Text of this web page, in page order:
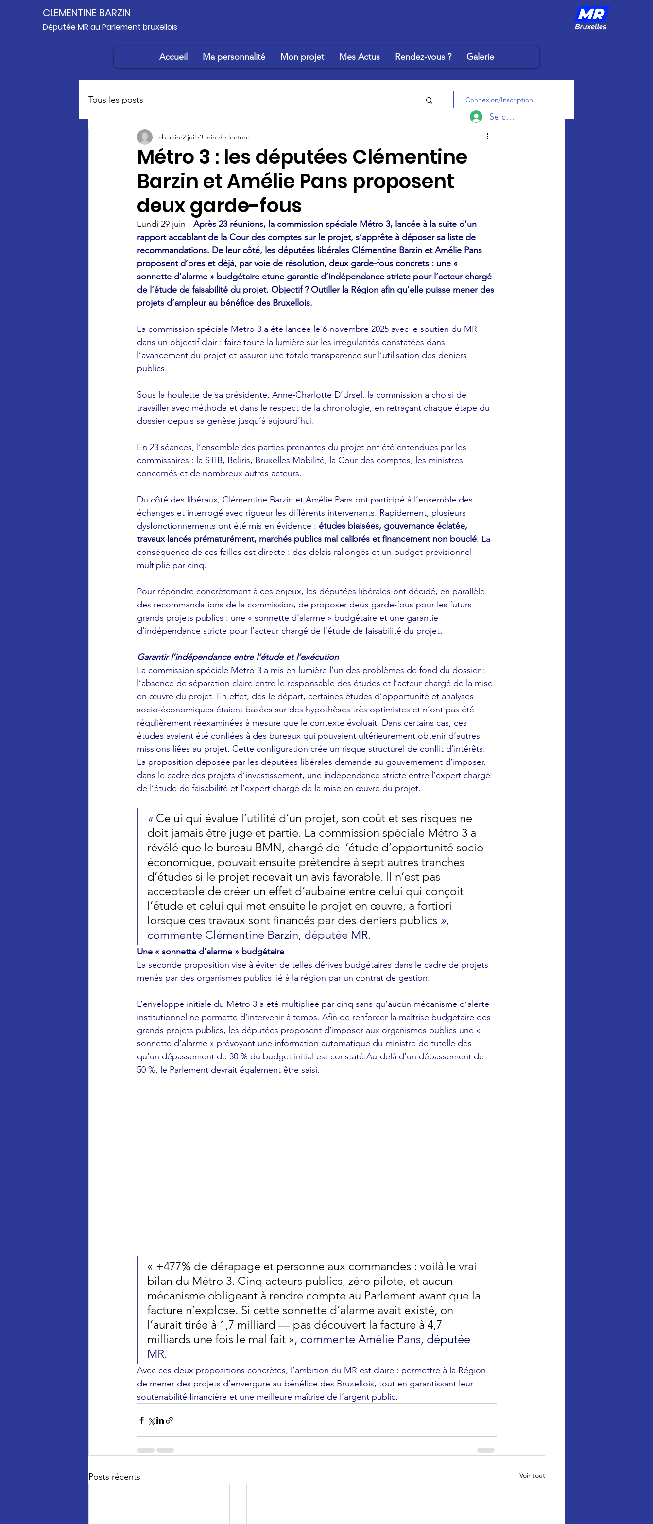
Députée MR au Parlement bruxellois
CLEMENTINE BARZIN
Accueil Ma personnalité Mon projet Mes Actus Rendez-vous ? Galerie
Tous les posts Connexion/Inscription
Métro 3 : les députées Clémentine
Barzin et Amélie Pans proposent
deux garde-fous
cbarzin 2 juil. 3 min de lecture
Lundi 29 juin - Après 23 réunions, la commission spéciale Métro 3, lancée à la suite d’un
rapport accablant de la Cour des comptes sur le projet, s’apprête à déposer sa liste de
recommandations. De leur côté, les députées libérales Clémentine Barzin et Amélie Pans
proposent d’ores et déjà, par voie de résolution, deux garde-fous concrets : une «
sonnette d’alarme » budgétaire etune garantie d’indépendance stricte pour l’acteur chargé
de l’étude de faisabilité du projet. Objectif ? Outiller la Région afin qu’elle puisse mener des
projets d’ampleur au bénéfice des Bruxellois.
La commission spéciale Métro 3 a été lancée le 6 novembre 2025 avec le soutien du MR
dans un objectif clair : faire toute la lumière sur les irrégularités constatées dans
l’avancement du projet et assurer une totale transparence sur l’utilisation des deniers
publics.
Sous la houlette de sa présidente, Anne-Charlotte D’Ursel, la commission a choisi de
travailler avec méthode et dans le respect de la chronologie, en retraçant chaque étape du
dossier depuis sa genèse jusqu’à aujourd’hui.
En 23 séances, l’ensemble des parties prenantes du projet ont été entendues par les
commissaires : la STIB, Beliris, Bruxelles Mobilité, la Cour des comptes, les ministres
concernés et de nombreux autres acteurs.
Du côté des libéraux, Clémentine Barzin et Amélie Pans ont participé à l’ensemble des
échanges et interrogé avec rigueur les différents intervenants. Rapidement, plusieurs
dysfonctionnements ont été mis en évidence : études biaisées, gouvernance éclatée,
travaux lancés prématurément, marchés publics mal calibrés et financement non bouclé. La
conséquence de ces failles est directe : des délais rallongés et un budget prévisionnel
multiplié par cinq.
Pour répondre concrètement à ces enjeux, les députées libérales ont décidé, en parallèle
des recommandations de la commission, de proposer deux garde-fous pour les futurs
grands projets publics : une « sonnette d’alarme » budgétaire et une garantie
d’indépendance stricte pour l’acteur chargé de l’étude de faisabilité du projet.
Garantir l’indépendance entre l’étude et l’exécution
La commission spéciale Métro 3 a mis en lumière l’un des problèmes de fond du dossier :
l’absence de séparation claire entre le responsable des études et l’acteur chargé de la mise
en œuvre du projet. En effet, dès le départ, certaines études d’opportunité et analyses
socio‑économiques étaient basées sur des hypothèses très optimistes et n’ont pas été
régulièrement réexaminées à mesure que le contexte évoluait. Dans certains cas, ces
études avaient été confiées à des bureaux qui pouvaient ultérieurement obtenir d’autres
missions liées au projet. Cette configuration crée un risque structurel de conflit d’intérêts.
La proposition déposée par les députées libérales demande au gouvernement d’imposer,
dans le cadre des projets d’investissement, une indépendance stricte entre l’expert chargé
de l’étude de faisabilité et l’expert chargé de la mise en œuvre du projet.
« Celui qui évalue l’utilité d’un projet, son coût et ses risques ne
doit jamais être juge et partie. La commission spéciale Métro 3 a
révélé que le bureau BMN, chargé de l’étude d’opportunité socio-
économique, pouvait ensuite prétendre à sept autres tranches
d’études si le projet recevait un avis favorable. Il n’est pas
acceptable de créer un effet d’aubaine entre celui qui conçoit
l’étude et celui qui met ensuite le projet en œuvre, a fortiori
lorsque ces travaux sont financés par des deniers publics »,
commente Clémentine Barzin, députée MR.
Une « sonnette d’alarme » budgétaire
La seconde proposition vise à éviter de telles dérives budgétaires dans le cadre de projets
menés par des organismes publics lié à la région par un contrat de gestion.
L’enveloppe initiale du Métro 3 a été multipliée par cinq sans qu’aucun mécanisme d’alerte
institutionnel ne permette d’intervenir à temps. Afin de renforcer la maîtrise budgétaire des
grands projets publics, les députées proposent d’imposer aux organismes publics une «
sonnette d’alarme » prévoyant une information automatique du ministre de tutelle dès
qu’un dépassement de 30 % du budget initial est constaté.Au-delà d’un dépassement de
50 %, le Parlement devrait également être saisi.
« +477% de dérapage et personne aux commandes : voilà le vrai
bilan du Métro 3. Cinq acteurs publics, zéro pilote, et aucun
mécanisme obligeant à rendre compte au Parlement avant que la
facture n’explose. Si cette sonnette d’alarme avait existé, on
l’aurait tirée à 1,7 milliard — pas découvert la facture à 4,7
milliards une fois le mal fait », commente Amélie Pans, députée
MR.
Avec ces deux propositions concrètes, l’ambition du MR est claire : permettre à la Région
de mener des projets d’envergure au bénéfice des Bruxellois, tout en garantissant leur
soutenabilité financière et une meilleure maîtrise de l’argent public.
Posts récents Voir tout
Se connecter